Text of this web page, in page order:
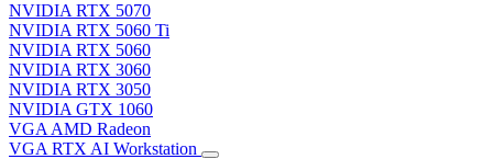
NVIDIA RTX 5070
NVIDIA RTX 5060 Ti
NVIDIA RTX 5060
NVIDIA RTX 3060
NVIDIA RTX 3050
NVIDIA GTX 1060
VGA AMD Radeon
VGA RTX AI Workstation